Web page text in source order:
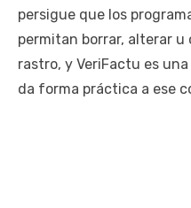
persigue que los
permitan borrar, alterar
rastro, y VeriFactu es
da forma práctica a ese